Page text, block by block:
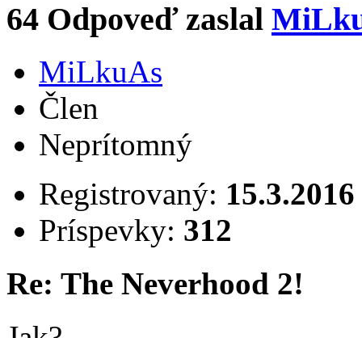
64 Odpoveď zaslal
MiLkuAs
Člen
Neprítomný
Registrovaný: 15.3.2016
Príspevky: 312
Re: The Neverhood 2!